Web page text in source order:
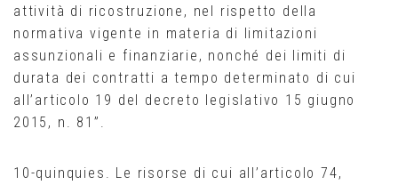
attività di ricostruzione, nel rispetto della
normativa vigente in materia di limitazioni
assunzionali e finanziarie, nonché dei limiti di
durata dei contratti a tempo determinato di cui
all’articolo 19 del decreto legislativo 15 giugno
2015, n. 81”.
10-quinquies. Le risorse di cui all’articolo 74,